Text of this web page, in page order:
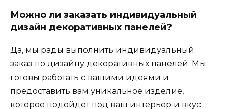
Можно ли заказать индивидуальный
дизайн декоративных панелей?
Да, мы рады выполнить индивидуальный
заказ по дизайну декоративных панелей. Мы
готовы работать с вашими идеями и
предоставить вам уникальное изделие,
которое подойдет под ваш интерьер и вкус.